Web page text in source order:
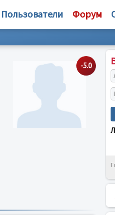
Пользователи Форум
-5.0